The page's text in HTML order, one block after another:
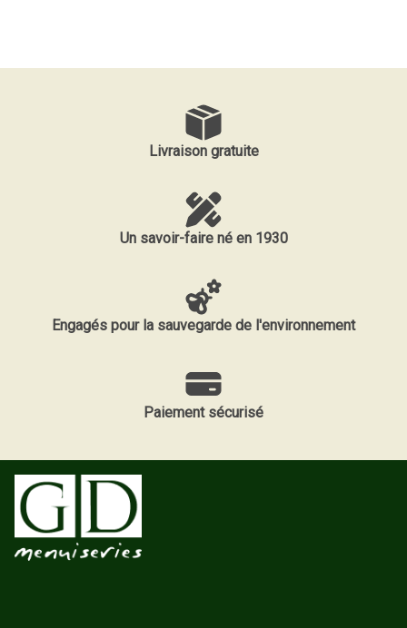
Livraison gratuite
Un savoir-faire né en 1930
Engagés pour la sauvegarde de l'environnement
Paiement sécurisé